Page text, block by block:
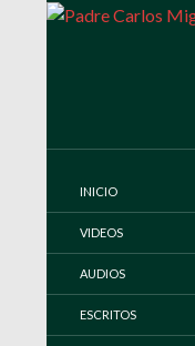
INICIO
VIDEOS
AUDIOS
ESCRITOS